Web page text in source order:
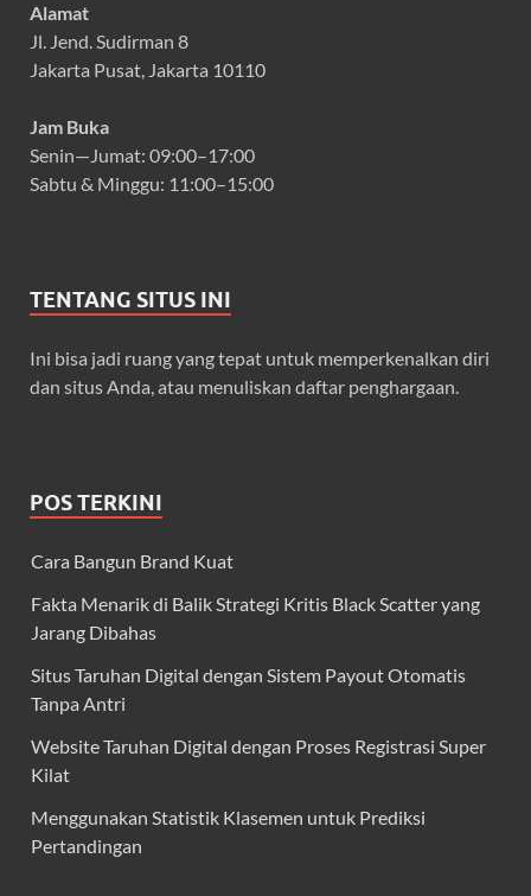
Alamat
Jl. Jend. Sudirman 8
Jakarta Pusat, Jakarta 10110
Jam Buka
Senin—Jumat: 09:00–17:00
Sabtu & Minggu: 11:00–15:00
TENTANG SITUS INI
Ini bisa jadi ruang yang tepat untuk memperkenalkan diri
dan situs Anda, atau menuliskan daftar penghargaan.
POS TERKINI
Cara Bangun Brand Kuat
Fakta Menarik di Balik Strategi Kritis Black Scatter yang
Jarang Dibahas
Situs Taruhan Digital dengan Sistem Payout Otomatis
Tanpa Antri
Website Taruhan Digital dengan Proses Registrasi Super
Kilat
Menggunakan Statistik Klasemen untuk Prediksi
Pertandingan